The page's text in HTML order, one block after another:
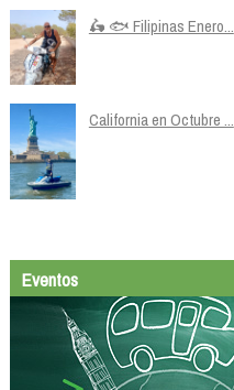
🛵 🐟 Filipinas Enero...
California en Octubre ...
Eventos